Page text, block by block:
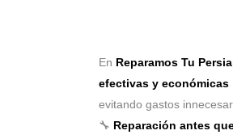
En Reparamos Tu
efectivas y económicas
evitando gastos
🔧 Reparación antes